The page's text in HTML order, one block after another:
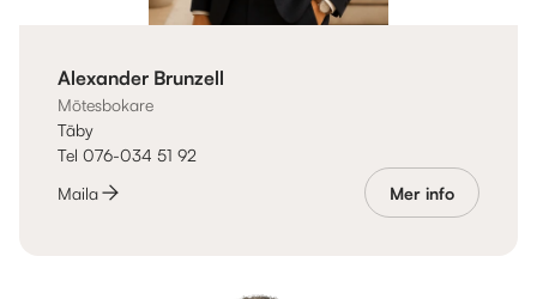
Alexander Brunzell
Mötesbokare
Täby
Tel 076-034 51 92
Maila
Mer info